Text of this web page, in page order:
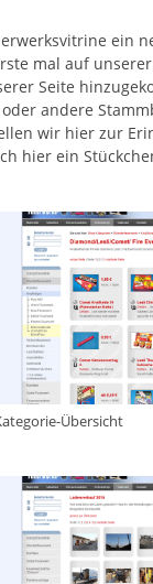
ein
mal auf
Seite
andere
wir hier zur
hier ein
Übersicht